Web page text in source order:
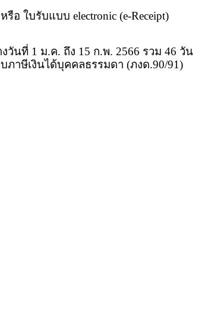
อ ใบรับแบบ electronic (e-Receipt)
นที่ 1 ม.ค. ถึง 15 ก.พ. 2566 รวม 46 วัน
าษีเงินได้บุคคลธรรมดา (ภงด.90/91)